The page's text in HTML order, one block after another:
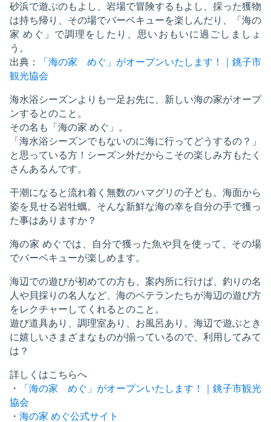
砂浜で遊ぶのもよし、岩場で冒険するもよし、採った獲物
は持ち帰り、その場でバーベキューを楽しんだり、「海の
家 めぐ」で調理をしたり、思いおもいに過ごしましょ
う。
出典：
「海の家 めぐ」がオープンいたします！｜銚子市
観光協会
海水浴シーズンよりも一足お先に、新しい海の家がオープ
ンするとのこと。
その名も「海の家 めぐ」。
「海水浴シーズンでもないのに海に行ってどうするの？」
と思っている方！シーズン外だからこその楽しみ方もたく
さんあるんです。
干潮になると流れ着く無数のハマグリの子ども。海面から
姿を見せる岩牡蠣。そんな新鮮な海の幸を自分の手で獲っ
た事はありますか？
海の家 めぐでは、自分で獲った魚や貝を使って、その場
でバーベキューが楽しめます。
海辺での遊びが初めての方も、案内所に行けば、釣りの名
人や貝採りの名人など、海のベテランたちが海辺の遊び方
をレクチャーしてくれるとのこと。
遊び道具あり、調理室あり、お風呂あり。海辺で遊ぶとき
に嬉しいさまざまなものが揃っているので、利用してみて
は？
詳しくはこちらへ
・
「海の家 めぐ」がオープンいたします！｜銚子市観光
協会
・ 海の家 めぐ公式サイト